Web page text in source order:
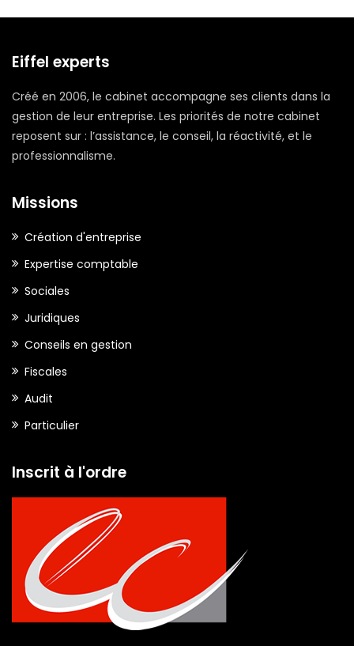
Eiffel experts
Créé en 2006, le cabinet accompagne ses clients dans la
gestion de leur entreprise. Les priorités de notre cabinet
reposent sur : l’assistance, le conseil, la réactivité, et le
professionnalisme.
Missions
Création d'entreprise
Expertise comptable
Sociales
Juridiques
Conseils en gestion
Fiscales
Audit
Particulier
Inscrit à l'ordre